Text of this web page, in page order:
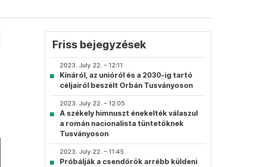
Friss bejegyzések
2023. July 22. – 12:11
Kínáról, az unióról és a 2030-ig tartó
céljairól beszélt Orbán Tusványoson
2023. July 22. – 12:05
A székely himnuszt énekelték válaszul
a román nacionalista tüntetőknek
Tusványoson
2023. July 22. – 11:45
Próbálják a csendőrök arrébb küldeni